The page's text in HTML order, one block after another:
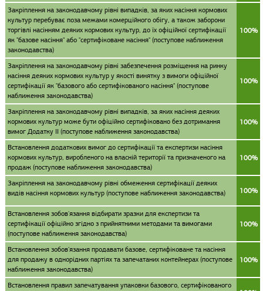
Закріплення на законодавчому рівні випадків, за яких насіння кормових
культур перебуває поза межами комерційного обігу, а також заборони
торгівлі насінням деяких кормових культур, до їх офіційної сертифікації
як "базове насіння" або "сертифіковане насіння" (поступове наближення
законодавства)
100%
Закріплення на законодавчому рівні забезпечення розміщення на ринку
насіння деяких кормових культур у якості винятку з вимоги офіційної
сертифікації як "базового або сертифікованого насіння" (поступове
наближення законодавства)
100%
Закріплення на законодавчому рівні випадків, за яких насіння деяких
кормових культур може бути офіційно сертифіковано без дотримання
вимог Додатку II (поступове наближення законодавства)
100%
Встановлення додаткових вимог до сертифікації та експертизи насіння
кормових культур, виробленого на власній території та призначеного на
продаж (поступове наближення законодавства)
100%
Закріплення на законодавчому рівні обмеження сертифікації деяких
видів насіння кормових культур (поступове наближення законодавства)
100%
Встановлення зобов'язання відбирати зразки для експертизи та
сертифікації офіційно згідно з прийнятними методами та вимогами
(поступове наближення законодавства)
100%
Встановлення зобов'язання продавати базове, сертифіковане та насіння
для продажу в однорідних партіях та запечатаних контейнерах (поступове
наближення законодавства)
100%
Встановлення правил запечатування упаковки базового, сертифікованого